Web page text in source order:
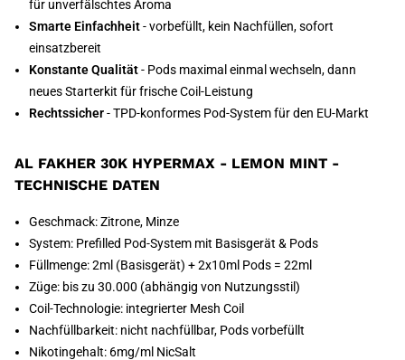
für unverfälschtes Aroma
Smarte Einfachheit- vorbefüllt, kein Nachfüllen, sofort
einsatzbereit
Konstante Qualität- Pods maximal einmal wechseln, dann
neues Starterkit für frische Coil-Leistung
Rechtssicher- TPD-konformes Pod-System für den EU-Markt
AL FAKHER 30K HYPERMAX - LEMON MINT -
TECHNISCHE DATEN
Geschmack: Zitrone, Minze
System: Prefilled Pod-System mit Basisgerät & Pods
Füllmenge: 2ml (Basisgerät) + 2x10ml Pods = 22ml
Züge: bis zu 30.000 (abhängig von Nutzungsstil)
Coil-Technologie: integrierter Mesh Coil
Nachfüllbarkeit: nicht nachfüllbar, Pods vorbefüllt
Nikotingehalt: 6mg/ml NicSalt